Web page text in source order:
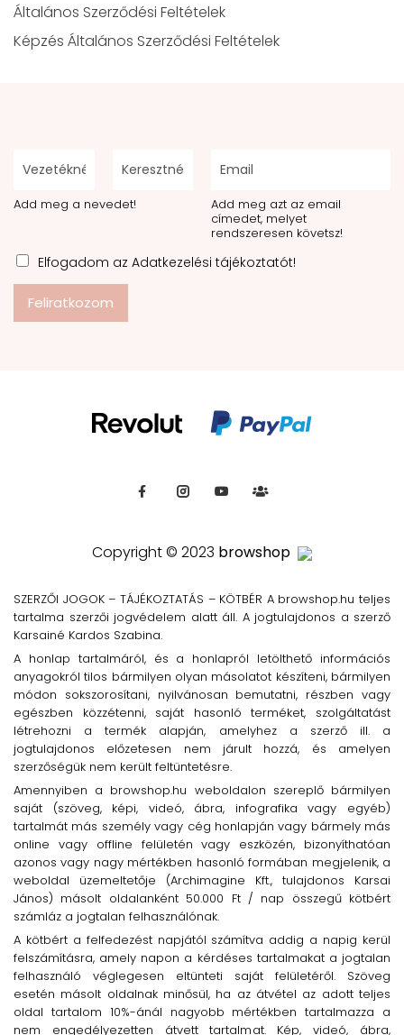
Általános Szerződési Feltételek
Képzés Általános Szerződési Feltételek
Add meg a nevedet!
Add meg azt az email
címedet, melyet
rendszeresen követsz!
Elfogadom az Adatkezelési tájékoztatót!
Feliratkozom
Copyright © 2023 browshop
SZERZŐI JOGOK – TÁJÉKOZTATÁS – KÖTBÉR A browshop.hu teljes
tartalma szerzői jogvédelem alatt áll. A jogtulajdonos a szerző
Karsainé Kardos Szabina.
A honlap tartalmáról, és a honlapról letölthető információs
anyagokról tilos bármilyen olyan másolatot készíteni, bármilyen
módon sokszorosítani, nyilvánosan bemutatni, részben vagy
egészben közzétenni, saját hasonló terméket, szolgáltatást
létrehozni a termék alapján, amelyhez a szerző ill. a
jogtulajdonos előzetesen nem járult hozzá, és amelyen
szerzőségük nem került feltüntetésre.
Amennyiben a browshop.hu weboldalon szereplő bármilyen
saját (szöveg, képi, videó, ábra, infografika vagy egyéb)
tartalmát más személy vagy cég honlapján vagy bármely más
online vagy offline felületén vagy eszközén, bizonyíthatóan
azonos vagy nagy mértékben hasonló formában megjelenik, a
weboldal üzemeltetője (Archimagine Kft., tulajdonos Karsai
János) másolt oldalanként 50.000 Ft / nap összegű kötbért
számláz a jogtalan felhasználónak.
A kötbért a felfedezést napjától számítva addig a napig kerül
felszámításra, amely napon a kérdéses tartalmakat a jogtalan
felhasználó véglegesen eltünteti saját felületéről. Szöveg
esetén másolt oldalnak minősül, ha az átvétel az adott teljes
oldal tartalom 10%-ánál nagyobb mértékben tartalmazza a
nem engedélyezetten átvett tartalmat. Kép, videó, ábra,